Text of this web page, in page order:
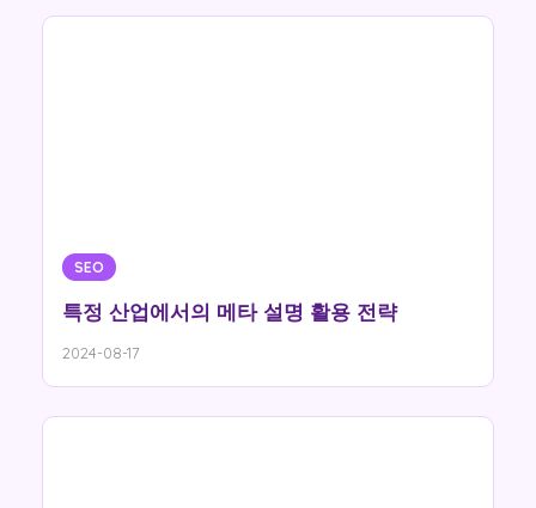
SEO
특정 산업에서의 메타 설명 활용 전략
2024-08-17